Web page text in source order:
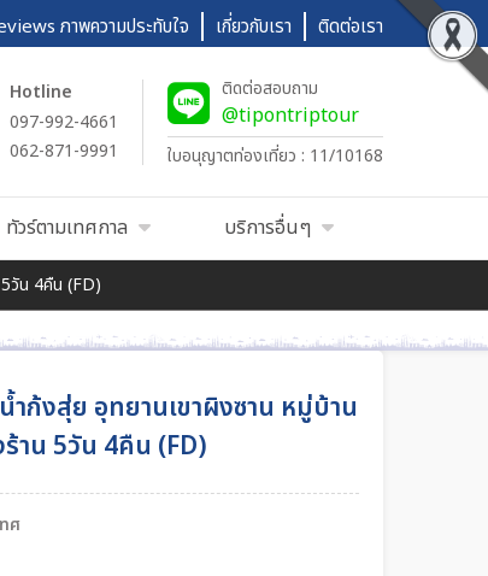
ภาพความประทับใจ เกี่ยวกับเรา ติดต่อเรา
Hotline
097-992-4661
062-871-9991
ติดต่อสอบถาม
@tipontriptour
ใบอนุญาตท่องเที่ยว : 11/10168
ทัวร์ตามเทศกาล บริการอื่นๆ
วัน 4คืน (FD)
ก้งสุ่ย อุทยานเขาผิงซาน หมู่บ้าน
าน 5วัน 4คืน (FD)
ศ